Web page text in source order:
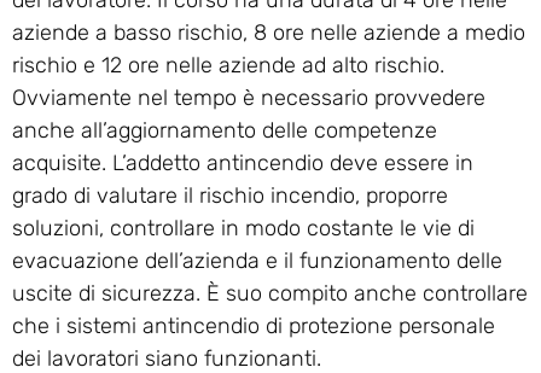
aziende a basso rischio, 8 ore nelle aziende a medio
rischio e 12 ore nelle aziende ad alto rischio.
Ovviamente nel tempo è necessario provvedere
anche all’aggiornamento delle competenze
acquisite. L’addetto antincendio deve essere in
grado di valutare il rischio incendio, proporre
soluzioni, controllare in modo costante le vie di
evacuazione dell’azienda e il funzionamento delle
uscite di sicurezza. È suo compito anche controllare
che i sistemi antincendio di protezione personale
dei lavoratori siano funzionanti.